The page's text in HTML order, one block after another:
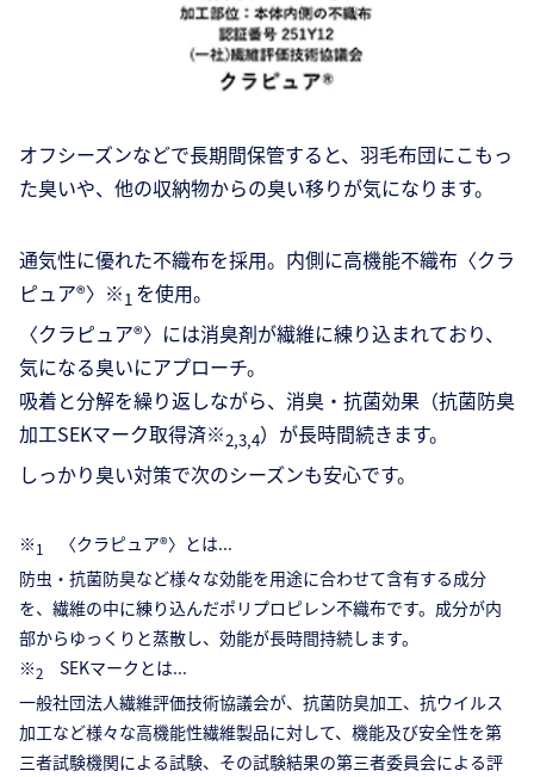
オフシーズンなどで長期間保管すると、羽毛布団にこもっ
た臭いや、他の収納物からの臭い移りが気になります。
通気性に優れた不織布を採用。内側に高機能不織布〈クラ
ピュア®〉※1 を使用。
〈クラピュア®〉には消臭剤が繊維に練り込まれており、
気になる臭いにアプローチ。
吸着と分解を繰り返しながら、消臭・抗菌効果（抗菌防臭
加工SEKマーク取得済※2,3,4）が長時間続きます。
しっかり臭い対策で次のシーズンも安心です。
※1
〈クラピュア®〉とは...
防虫・抗菌防臭など様々な効能を用途に合わせて含有する成分
を、繊維の中に練り込んだポリプロピレン不織布です。成分が内
部からゆっくりと蒸散し、効能が長時間持続します。
※2 SEKマークとは...
一般社団法人繊維評価技術協議会が、抗菌防臭加工、抗ウイルス
加工など様々な高機能性繊維製品に対して、機能及び安全性を第
三者試験機関による試験、その試験結果の第三者委員会による評